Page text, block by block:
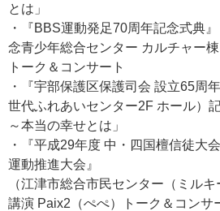
とは」
・『BBS運動発足70周年記念式典
念青少年総合センター カルチャー
トーク＆コンサート
・『宇部保護区保護司会 設立65周
世代ふれあいセンター2F ホール）
～本当の幸せとは」
・『平成29年度 中・四国檀信徒大
運動推進大会』
（江津市総合市民センター（ミル
講演 Paix2（ぺぺ）トーク＆コンサ